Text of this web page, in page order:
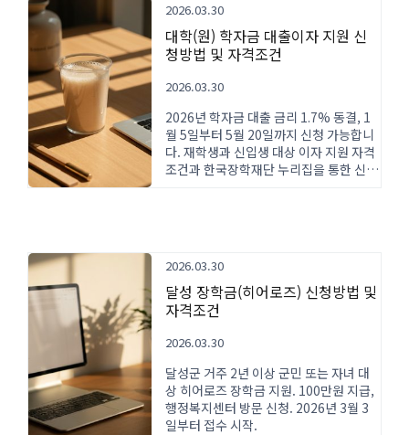
2026.03.30
대학(원) 학자금 대출이자 지원 신
청방법 및 자격조건
2026.03.30
2026년 학자금 대출 금리 1.7% 동결, 1
월 5일부터 5월 20일까지 신청 가능합니
다. 재학생과 신입생 대상 이자 지원 자격
조건과 한국장학재단 누리집을 통한 신청
2026.03.30
달성 장학금(히어로즈) 신청방법 및
자격조건
2026.03.30
달성군 거주 2년 이상 군민 또는 자녀 대
상 히어로즈 장학금 지원. 100만원 지급,
행정복지센터 방문 신청. 2026년 3월 3
일부터 접수 시작.